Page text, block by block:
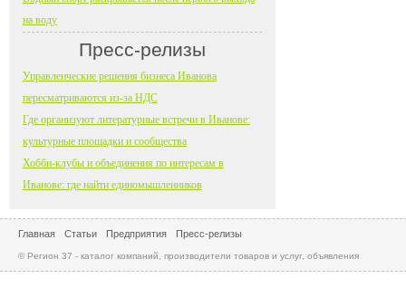
на воду
Пресс-релизы
Управленческие решения бизнеса Иванова
пересматриваются из-за НДС
Где организуют литературные встречи в Иванове:
культурные площадки и сообщества
Хобби-клубы и объединения по интересам в
Иванове: где найти единомышленников
Главная Статьи Предприятия Пресс-релизы
© Регион 37 - каталог компаний, производители товаров и услуг, объявления